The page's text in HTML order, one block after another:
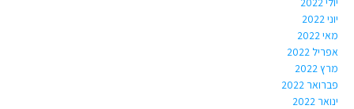
יוני 2022
מאי 2022
אפריל 2022
מרץ 2022
פברואר 2022
ינואר 2022